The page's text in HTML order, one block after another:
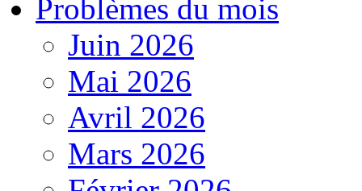
Problèmes du mois
Juin 2026
Mai 2026
Avril 2026
Mars 2026